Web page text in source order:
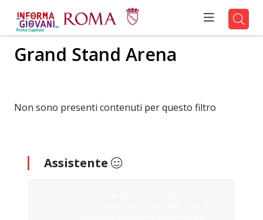
Grand Stand Arena
Non sono presenti contenuti per questo filtro
Assistente